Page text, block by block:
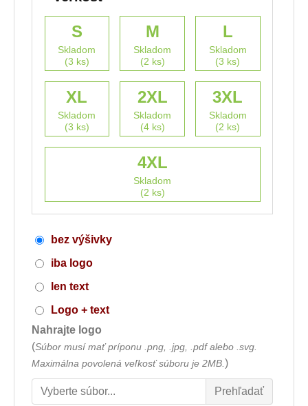
S
Skladom
(3 ks)
M
Skladom
(2 ks)
L
Skladom
(3 ks)
XL
Skladom
(3 ks)
2XL
Skladom
(4 ks)
3XL
Skladom
(2 ks)
4XL
Skladom
(2 ks)
bez výšivky
iba logo
len text
Logo + text
Nahrajte logo
(Súbor musí mať príponu .png, .jpg, .pdf alebo .svg.
Maximálna povolená veľkosť súboru je 2MB. )